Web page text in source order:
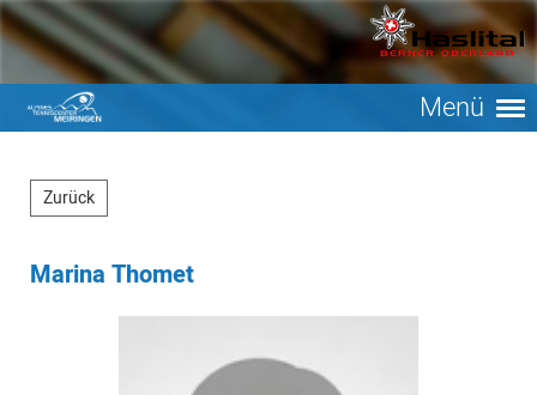
Menü
Zurück
Marina Thomet